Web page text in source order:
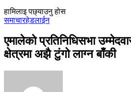
हामिलाइ पछ्याउनु होस
समाचारहेडलाईन
एमालेको प्रतिनिधिसभा
क्षेत्रमा अझै टुंगो लाग्न बाँकी